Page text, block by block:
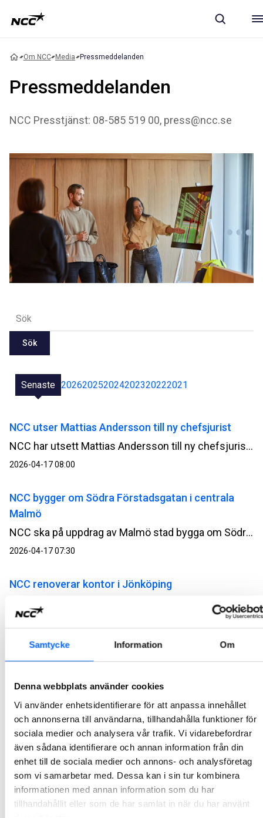
Samtycke Information Om
Denna webbplats använder cookies
Vi använder enhetsidentifierare för att anpassa innehållet
och annonserna till användarna, tillhandahålla funktioner för
sociala medier och analysera vår trafik. Vi vidarebefordrar
även sådana identifierare och annan information från din
enhet till de sociala medier och annons- och analysföretag
som vi samarbetar med. Dessa kan i sin tur kombinera
informationen med annan information som du har
tillhandahållit eller som de har samlat in när du har använt
Om NCC Media Pressmeddelanden
Pressmeddelanden
NCC Presstjänst: 08-585 519 00, press@ncc.se
Sök
Senaste 202620252024202320222021
NCC utser Mattias Andersson till ny chefsjurist
NCC har utsett Mattias Andersson till ny chefsjurist. Han tillträder senast i oktober 2026 och blir medlem i NCC:s koncernledning. Mattias Andersson efterträder Ann‑Marie Hedbeck, som blir Head of Business Development för affärsområdet Green Industry Transformation.
2026-04-17 08:00
NCC bygger om Södra Förstadsgatan i centrala
Malmö
NCC ska på uppdrag av Malmö stad bygga om Södra Förstadsgatan från Triangeln till Bergsgatan i centrala Malmö till en inbjudande och livfull gata där människor kan röra sig tryggt, mötas och njuta av en grönare stadsmiljö. Uppdraget är en utförandeentreprenad och ordervärdet uppgår till cirka 70 MSEK.
2026-04-17 07:30
NCC renoverar kontor i Jönköping
NCC ska på uppdrag av Castellum bygga om och renovera fastigheten Visionen 3 i Jönköping. Affären är en totalentreprenad i samverkan och har ett ordervärde på cirka 75 MSEK.
2026-04-16 07:30
Inbjudan till presentation av NCC:s delårsrapport
2026-04-15 11:00
NCC tilldelas kontrakt för nytt sjukhus i Kiruna
NCC och Region Norrbotten har tecknat ett samverkansavtal om ett nytt sjukhus i Kiruna. Det nya sjukhuset blir modernare och mer flexibelt och ska möta framtida vårdbehov i ett av Sveriges största geografiska vårdområden.
2026-04-15 07:30
NCC:s årsredovisning och hållbarhetsredovisning